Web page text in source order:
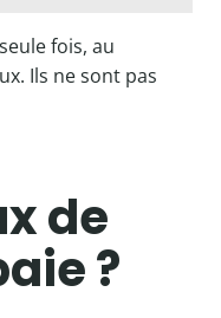
fois, au
Ils ne sont pas
de
?